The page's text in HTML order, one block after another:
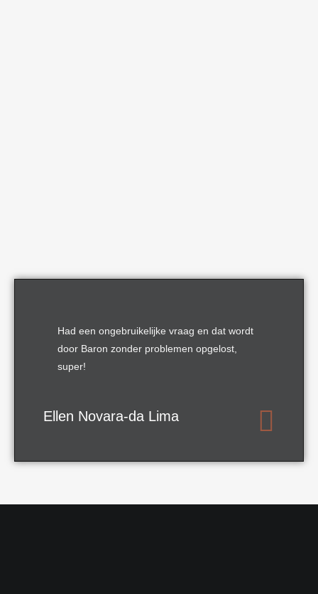
Had een ongebruikelijke vraag en dat wordt
door Baron zonder problemen opgelost,
super!
Ellen Novara-da Lima